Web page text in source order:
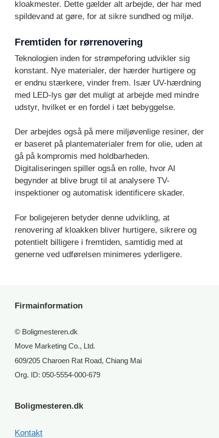
kloakmester. Dette gælder alt arbejde, der har med
spildevand at gøre, for at sikre sundhed og miljø.
Fremtiden for rørrenovering
Teknologien inden for strømpeforing udvikler sig
konstant. Nye materialer, der hærder hurtigere og
er endnu stærkere, vinder frem. Især UV-hærdning
med LED-lys gør det muligt at arbejde med mindre
udstyr, hvilket er en fordel i tæt bebyggelse.
Der arbejdes også på mere miljøvenlige resiner, der
er baseret på plantematerialer frem for olie, uden at
gå på kompromis med holdbarheden.
Digitaliseringen spiller også en rolle, hvor AI
begynder at blive brugt til at analysere TV-
inspektioner og automatisk identificere skader.
For boligejeren betyder denne udvikling, at
renovering af kloakken bliver hurtigere, sikrere og
potentielt billigere i fremtiden, samtidig med at
generne ved udførelsen minimeres yderligere.
Firmainformation
© Boligmesteren.dk
Move Marketing Co., Ltd.
609/205 Charoen Rat Road, Chiang Mai
Org. ID: 050-5554-000-679
Boligmesteren.dk
Kontakt